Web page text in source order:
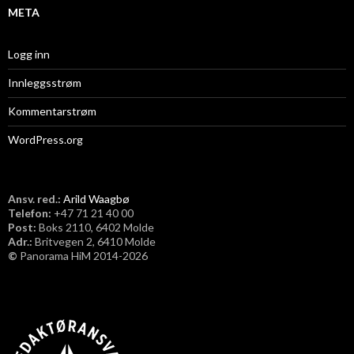
META
Logg inn
Innleggsstrøm
Kommentarstrøm
WordPress.org
Ansv. red.: Arild Waagbø
Telefon: ​+47 71 21 40 00
Post: Boks 2110, 6402 Molde
Adr.: Britvegen 2, 6410 Molde
© Panorama HiM 2014-2026